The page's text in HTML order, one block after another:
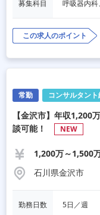
募集科目
この求人のポイント
常勤 コンサルタン
【金沢市】年収
談可能！
NEW
1,200万～1,500
石川県金沢市
勤務日数 5日／週